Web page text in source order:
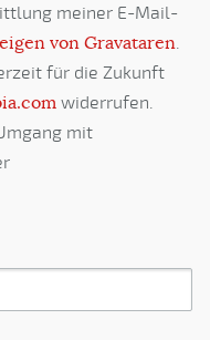
meiner E-Mail-
von Gravataren.
für die Zukunft
widerrufen.
mit